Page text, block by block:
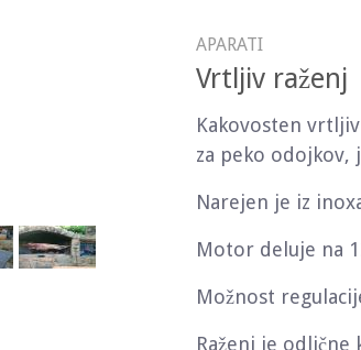
APARATI
Vrtljiv raženj
Kakovosten
za peko odojkov,
Narejen je iz
Motor deluje na
Možnost
Raženj je odlične